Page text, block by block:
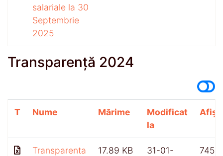
salariale la 30
Septembrie
2025
Transparență 2024
T Nume Mărime
Modificat
la
Transparenta
17.89 KB
31-01-
745